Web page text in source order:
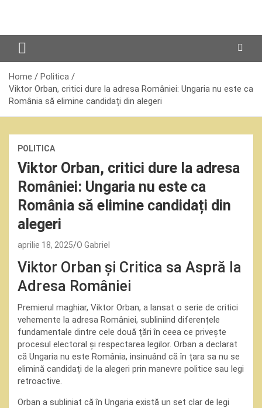
Home
Politica
Viktor Orban, critici dure la adresa României: Ungaria nu este ca
România să elimine candidați din alegeri
POLITICA
Viktor Orban, critici dure la adresa
României: Ungaria nu este ca
România să elimine candidați din
alegeri
aprilie 18, 2025 O Gabriel
Viktor Orban și Critica sa Aspră la
Adresa României
Premierul maghiar, Viktor Orban, a lansat o serie de critici
vehemente la adresa României, subliniind diferențele
fundamentale dintre cele două țări în ceea ce privește
procesul electoral și respectarea legilor. Orban a declarat
că Ungaria nu este România, insinuând că în țara sa nu se
elimină candidați de la alegeri prin manevre politice sau legi
retroactive.
Orban a subliniat că în Ungaria există un set clar de legi